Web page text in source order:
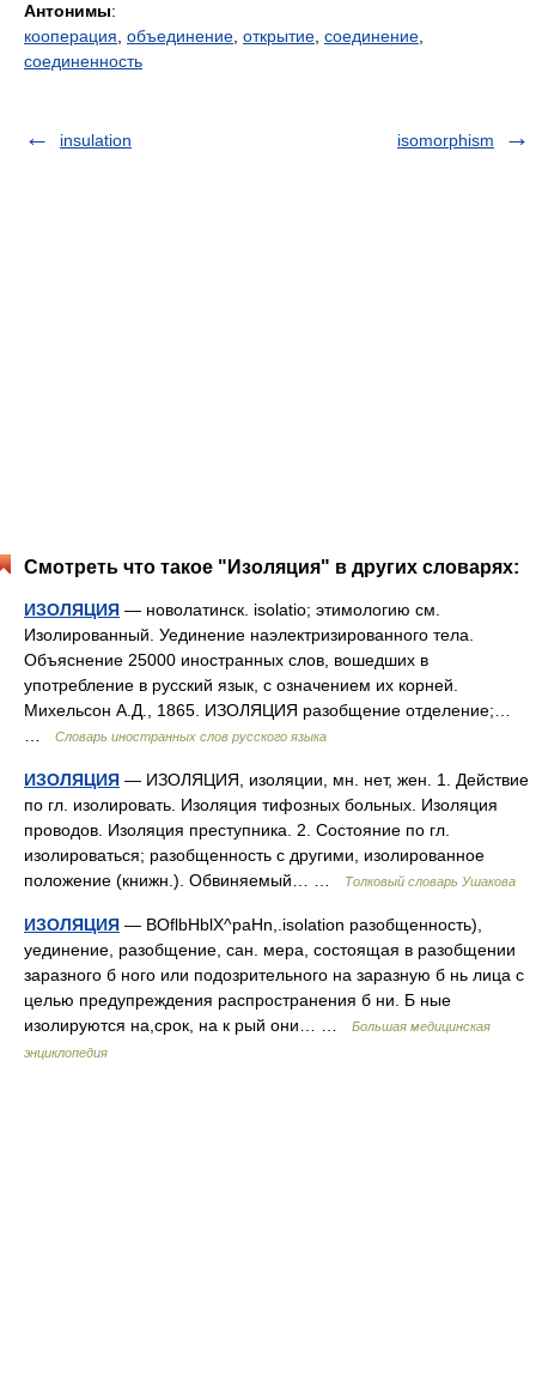
Антонимы:
кооперация объединение открытие соединение
соединенность
insulation isomorphism
Смотреть что такое "Изоляция" в других словарях:
ИЗОЛЯЦИЯ — новолатинск. isolatio; этимологию см.
Изолированный. Уединение наэлектризированного тела.
Объяснение 25000 иностранных слов, вошедших в
употребление в русский язык, с означением их корней.
Михельсон А.Д., 1865. ИЗОЛЯЦИЯ разобщение отделение;…
Словарь иностранных слов русского языка
ИЗОЛЯЦИЯ — ИЗОЛЯЦИЯ, изоляции, мн. нет, жен. 1. Действие
по гл. изолировать. Изоляция тифозных больных. Изоляция
проводов. Изоляция преступника. 2. Состояние по гл.
изолироваться; разобщенность с другими, изолированное
положение (книжн.). Обвиняемый… …
Толковый словарь Ушакова
ИЗОЛЯЦИЯ — BOflbHblX^paHn,.isolation разобщенность),
уединение, разобщение, сан. мера, состоящая в разобщении
заразного б ного или подозрительного на заразную б нь лица с
целью предупреждения распространения б ни. Б ные
изолируются на,срок, на к рый они… …
Большая медицинская
энциклопедия